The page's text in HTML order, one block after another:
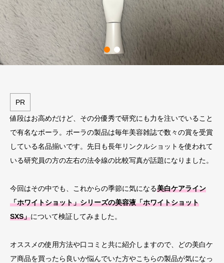
PR
値段はお高めだけど、その分優秀で研究にも力を注いでいること
で有名なポーラ。ポーラの製品は毎年美容雑誌で数々の賞を受賞
している名品揃いです。 先日も長年リンクルショットを使われて
いる研究員の方の左右の法令線の比較写真が話題になりました。
今回はその中でも、これからの季節に気になる美白ケアライン
「ホワイトショット」シリーズの美容液「ホワイトショット
SXS」について検証してみました。
オススメの使用方法や口コミと共に紹介しますので、どの美白ケ
ア商品を買ったら良いか悩んでいた方やこちらの製品が気になっ